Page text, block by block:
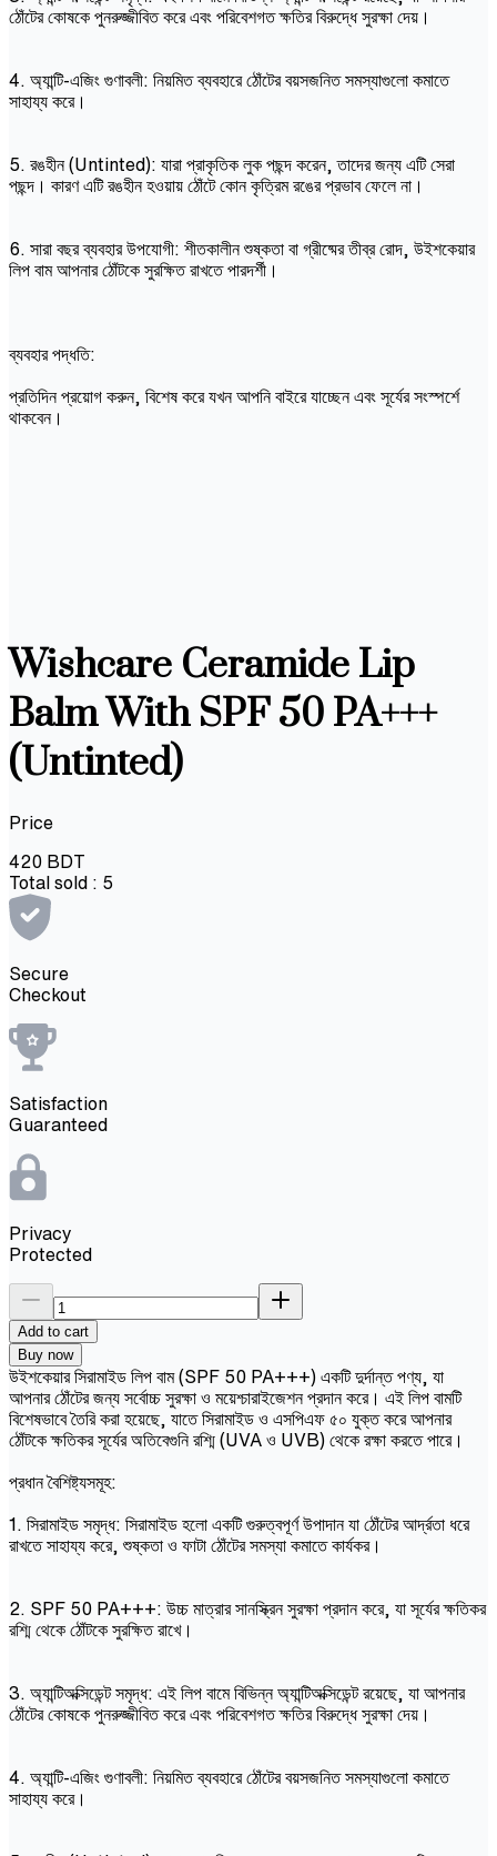
ঠোঁটের কোষকে পুনরুজ্জীবিত করে এবং পরিবেশগত ক্ষতির বিরুদ্ধে সুরক্ষা দেয়।
4. অ্যান্টি-এজিং গুণাবলী: নিয়মিত ব্যবহারে ঠোঁটের বয়সজনিত সমস্যাগুলো কমাতে
সাহায্য করে।
5. রঙহীন (Untinted): যারা প্রাকৃতিক লুক পছন্দ করেন, তাদের জন্য এটি সেরা
পছন্দ। কারণ এটি রঙহীন হওয়ায় ঠোঁটে কোন কৃত্রিম রঙের প্রভাব ফেলে না।
6. সারা বছর ব্যবহার উপযোগী: শীতকালীন শুষ্কতা বা গ্রীষ্মের তীব্র রোদ, উইশকেয়ার
লিপ বাম আপনার ঠোঁটকে সুরক্ষিত রাখতে পারদর্শী।
ব্যবহার পদ্ধতি:
প্রতিদিন প্রয়োগ করুন, বিশেষ করে যখন আপনি বাইরে যাচ্ছেন এবং সূর্যের সংস্পর্শে
থাকবেন।
Wishcare Ceramide Lip
Balm With SPF 50 PA+++
(Untinted)
Price
420 BDT
Total sold : 5
Secure
Checkout
Satisfaction
Guaranteed
Privacy
Protected
Add to cart
Buy now
উইশকেয়ার সিরামাইড লিপ বাম (SPF 50 PA+++) একটি দুর্দান্ত পণ্য, যা
আপনার ঠোঁটের জন্য সর্বোচ্চ সুরক্ষা ও ময়েশ্চারাইজেশন প্রদান করে। এই লিপ বামটি
বিশেষভাবে তৈরি করা হয়েছে, যাতে সিরামাইড ও এসপিএফ ৫০ যুক্ত করে আপনার
ঠোঁটকে ক্ষতিকর সূর্যের অতিবেগুনি রশ্মি (UVA ও UVB) থেকে রক্ষা করতে পারে।
প্রধান বৈশিষ্ট্যসমূহ:
1. সিরামাইড সমৃদ্ধ: সিরামাইড হলো একটি গুরুত্বপূর্ণ উপাদান যা ঠোঁটের আর্দ্রতা ধরে
রাখতে সাহায্য করে, শুষ্কতা ও ফাটা ঠোঁটের সমস্যা কমাতে কার্যকর।
2. SPF 50 PA+++: উচ্চ মাত্রার সানস্ক্রিন সুরক্ষা প্রদান করে, যা সূর্যের ক্ষতিকর
রশ্মি থেকে ঠোঁটকে সুরক্ষিত রাখে।
3. অ্যান্টিঅক্সিডেন্ট সমৃদ্ধ: এই লিপ বামে বিভিন্ন অ্যান্টিঅক্সিডেন্ট রয়েছে, যা আপনার
ঠোঁটের কোষকে পুনরুজ্জীবিত করে এবং পরিবেশগত ক্ষতির বিরুদ্ধে সুরক্ষা দেয়।
4. অ্যান্টি-এজিং গুণাবলী: নিয়মিত ব্যবহারে ঠোঁটের বয়সজনিত সমস্যাগুলো কমাতে
সাহায্য করে।